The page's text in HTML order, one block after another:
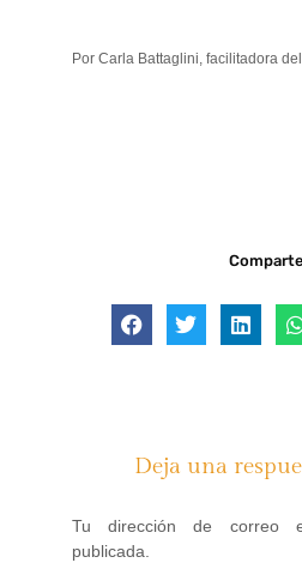
Por Carla Battaglini, facilitadora
Deja una
Tu dirección de correo
publicada.